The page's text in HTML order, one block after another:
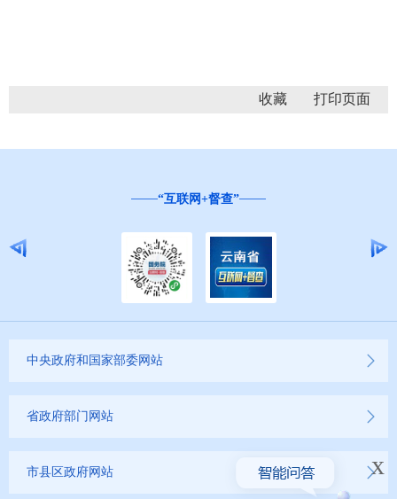
收藏
云南省营商环境投诉举报和问卷调查平台
中央政府和国家部委网站
省政府部门网站
市县区政府网站 x